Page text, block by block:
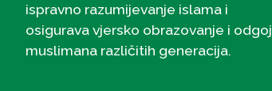
ispravno razumijevanje islama i
osigurava vjersko obrazovanje i odgoj
muslimana različitih generacija.